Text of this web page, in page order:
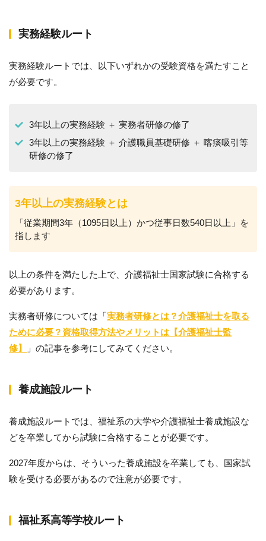
実務経験ルート
実務経験ルートでは、以下いずれかの受験資格を満たすこと
が必要です。
3年以上の実務経験 ＋ 実務者研修の修了
3年以上の実務経験 ＋ 介護職員基礎研修 ＋ 喀痰吸引等
研修の修了
3年以上の実務経験とは
「従業期間3年（1095日以上）かつ従事日数540日以上」を
指します
以上の条件を満たした上で、介護福祉士国家試験に合格する
必要があります。
実務者研修については「 実務者研修とは？介護福祉士を取る
ために必要？資格取得方法やメリットは【介護福祉士監
修】
」の記事を参考にしてみてください。
養成施設ルート
養成施設ルートでは、福祉系の大学や介護福祉士養成施設な
どを卒業してから試験に合格することが必要です。
2027年度からは、そういった養成施設を卒業しても、国家試
験を受ける必要があるので注意が必要です。
福祉系高等学校ルート